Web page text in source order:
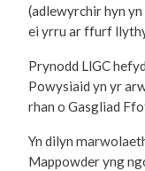
(adlewyrchir hyn
ei yrru ar ffurf
Prynodd LlGC
Powysiaid yn yr
rhan o Gasgliad
Yn dilyn
Mappowder yng